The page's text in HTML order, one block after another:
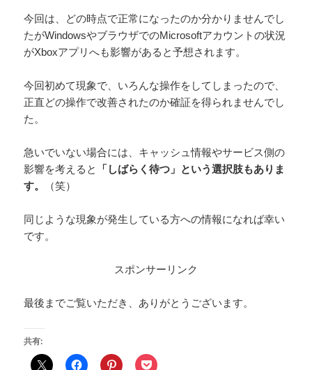
今回は、どの時点で正常になったのか分かりませんでし
たがWindowsやブラウザでのMicrosoftアカウントの状況
がXboxアプリへも影響があると予想されます。
今回初めて現象で、いろんな操作をしてしまったので、
正直どの操作で改善されたのか確証を得られませんでし
た。
急いでいない場合には、キャッシュ情報やサービス側の
影響を考えると
「しばらく待つ」という選択肢もありま
す。
（笑）
同じような現象が発生している方への情報になれば幸い
です。
スポンサーリンク
最後までご覧いただき、ありがとうございます。
共有: